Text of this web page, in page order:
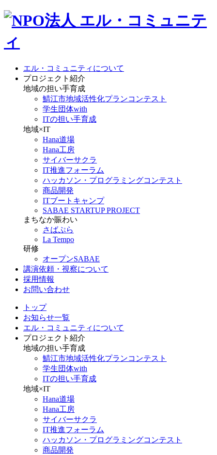
エル・コミュニティについて
プロジェクト紹介
地域の担い手育成
鯖江市地域活性化プランコンテスト
学生団体with
ITの担い手育成
地域×IT
Hana道場
Hana工房
サイバーサクラ
IT推進フォーラム
ハッカソン・プログラミングコンテスト
商品開発
ITブートキャンプ
SABAE STARTUP PROJECT
まちなか賑わい
さばぷら
La Tempo
研修
オープンSABAE
講演依頼・視察について
採用情報
お問い合わせ
トップ
お知らせ一覧
エル・コミュニティについて
プロジェクト紹介
地域の担い手育成
鯖江市地域活性化プランコンテスト
学生団体with
ITの担い手育成
地域×IT
Hana道場
Hana工房
サイバーサクラ
IT推進フォーラム
ハッカソン・プログラミングコンテスト
商品開発